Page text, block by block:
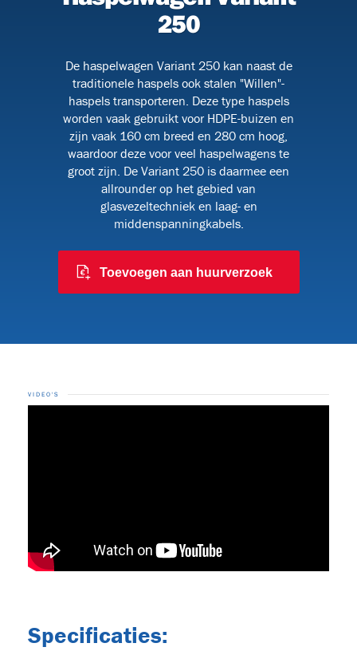
250
De haspelwagen Variant 250 kan naast de
traditionele haspels ook stalen "Willen"-
haspels transporteren. Deze type haspels
worden vaak gebruikt voor HDPE-buizen en
zijn vaak 160 cm breed en 280 cm hoog,
waardoor deze voor veel haspelwagens te
groot zijn. De Variant 250 is daarmee een
allrounder op het gebied van
glasvezeltechniek en laag- en
middenspanningkabels.
Toevoegen aan huurverzoek
VIDEO'S
Specificaties: